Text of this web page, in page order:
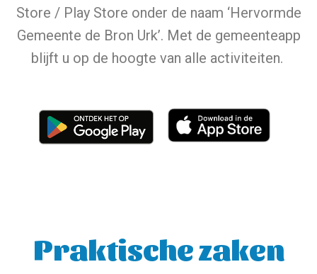
Store / Play Store onder de naam ‘Hervormde
Gemeente de Bron Urk’. Met de gemeenteapp
blijft u op de hoogte van alle activiteiten.
Praktische zaken